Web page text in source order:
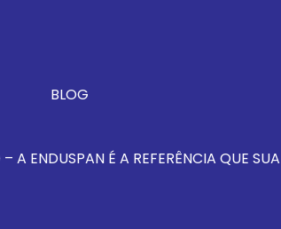
BLOG
A ENDUSPAN É A REFERÊNCIA QUE